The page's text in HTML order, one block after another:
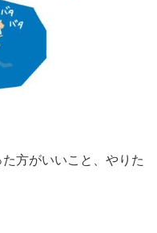
方がいいこと、やりた